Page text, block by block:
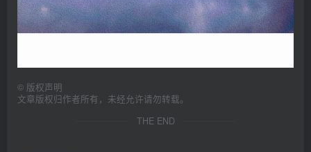
© 版权声明
文章版权归作者所有，未经允许请勿转载。
THE END